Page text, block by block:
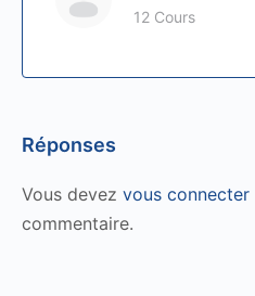
12 Cours
Réponses
Vous devez vous connecter
commentaire.